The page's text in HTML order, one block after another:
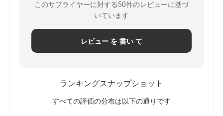
このサプライヤーに対する50件のレビューに基づ
いています
レビュー を 書い て
ランキングスナップショット
すべての評価の分布は以下の通りです